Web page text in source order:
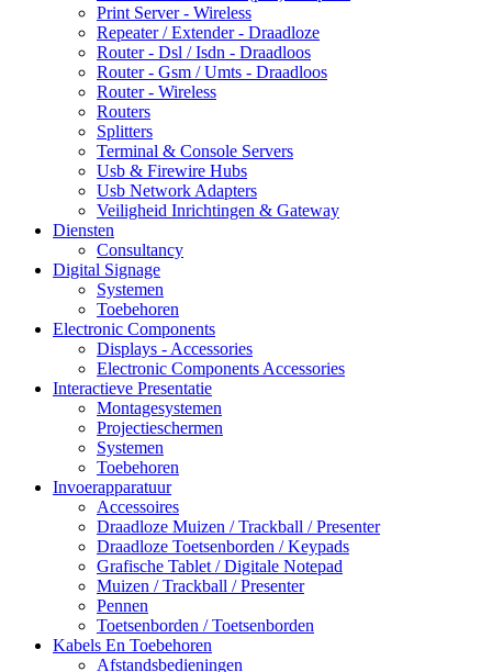
Print Server - Wireless
Repeater / Extender - Draadloze
Router - Dsl / Isdn - Draadloos
Router - Gsm / Umts - Draadloos
Router - Wireless
Routers
Splitters
Terminal & Console Servers
Usb & Firewire Hubs
Usb Network Adapters
Veiligheid Inrichtingen & Gateway
Diensten
Consultancy
Digital Signage
Systemen
Toebehoren
Electronic Components
Displays - Accessories
Electronic Components Accessories
Interactieve Presentatie
Montagesystemen
Projectieschermen
Systemen
Toebehoren
Invoerapparatuur
Accessoires
Draadloze Muizen / Trackball / Presenter
Draadloze Toetsenborden / Keypads
Grafische Tablet / Digitale Notepad
Muizen / Trackball / Presenter
Pennen
Toetsenborden / Toetsenborden
Kabels En Toebehoren
Afstandsbedieningen